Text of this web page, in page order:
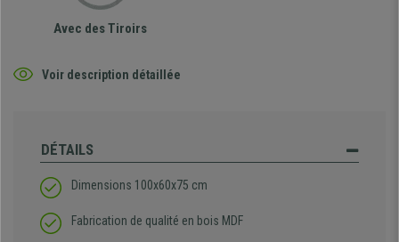
Avec des Tiroirs
Voir description détaillée
DÉTAILS
Dimensions 100x60x75 cm
Fabrication de qualité en bois MDF